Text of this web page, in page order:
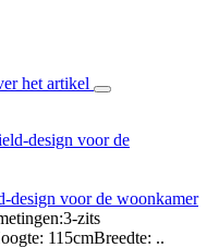
het artikel
design voor de woonkamer
zits
115cmBreedte: ..